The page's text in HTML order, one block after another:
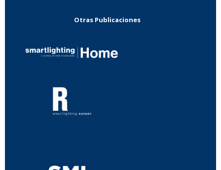
Otras Publicaciones